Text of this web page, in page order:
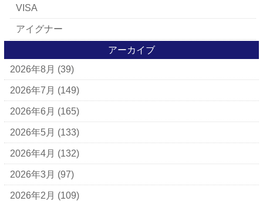
VISA
アイグナー
アパレルブランド
BALLY
ＵＧＧ
アナスイ
アニエスベー
アルマーニ
アレン・エドモンズ
アーカイブ
2026年8月 (39)
2026年7月 (149)
2026年6月 (165)
2026年5月 (133)
2026年4月 (132)
2026年3月 (97)
2026年2月 (109)